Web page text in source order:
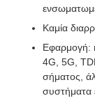
Καμία
Εφαρμογή:
4G, 5G,
σήματος,
συστήματα